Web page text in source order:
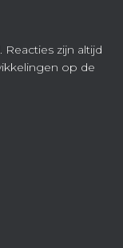
zijn altijd
op de